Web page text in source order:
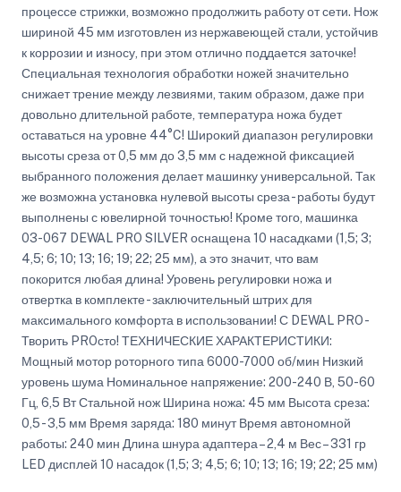
процессе стрижки, возможно продолжить работу от сети. Нож
шириной 45 мм изготовлен из нержавеющей стали, устойчив
к коррозии и износу, при этом отлично поддается заточке!
Специальная технология обработки ножей значительно
снижает трение между лезвиями, таким образом, даже при
довольно длительной работе, температура ножа будет
оставаться на уровне 44°C! Широкий диапазон регулировки
высоты среза от 0,5 мм до 3,5 мм с надежной фиксацией
выбранного положения делает машинку универсальной. Так
же возможна установка нулевой высоты среза - работы будут
выполнены с ювелирной точностью! Кроме того, машинка
03-067 DEWAL PRO SILVER оснащена 10 насадками (1,5; 3;
4,5; 6; 10; 13; 16; 19; 22; 25 мм), а это значит, что вам
покорится любая длина! Уровень регулировки ножа и
отвертка в комплекте - заключительный штрих для
максимального комфорта в использовании! С DEWAL PRO -
Творить PROсто! ТЕХНИЧЕСКИЕ ХАРАКТЕРИСТИКИ:
Мощный мотор роторного типа 6000-7000 об/мин Низкий
уровень шума Номинальное напряжение: 200-240 В, 50-60
Гц, 6,5 Вт Стальной нож Ширина ножа: 45 мм Высота среза:
0,5 - 3,5 мм Время заряда: 180 минут Время автономной
работы: 240 мин Длина шнура адаптера – 2,4 м Вес – 331 гр
LED дисплей 10 насадок (1,5; 3; 4,5; 6; 10; 13; 16; 19; 22; 25 мм)